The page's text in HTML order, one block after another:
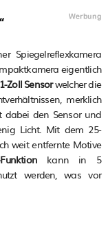
Spiegelreflexkamera
eigentlich
Zoll Sensorwelcher die
merklich
dabei den Sensor und
Licht. Mit dem 25-
weit entfernte Motive
kann in 5
werden, was vor